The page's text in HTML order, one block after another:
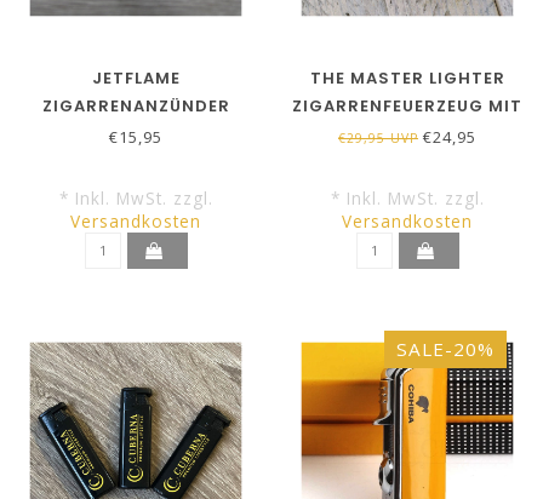
JETFLAME
ZIGARRENANZÜNDER
KINGSTON SCHWARZ
€15,95
* Inkl. MwSt. zzgl.
Versandkosten
THE MASTER LIGHTER
ZIGARRENFEUERZEUG MIT
ZIGARRENBOHRER
€29,95 UVP €24,95
* Inkl. MwSt. zzgl.
Versandkosten
SALE-20%